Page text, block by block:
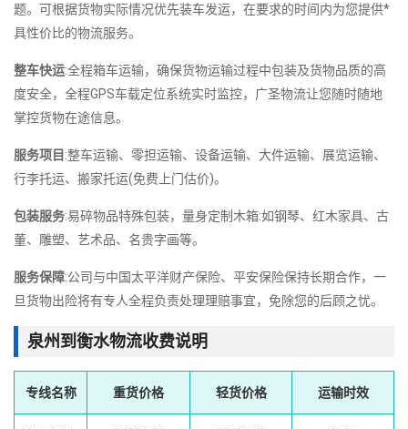
题。可根据货物实际情况优先装车发运，在要求的时间内为您提供*
具性价比的物流服务。
整车快运:全程箱车运输，确保货物运输过程中包装及货物品质的高
度安全，全程GPS车载定位系统实时监控，广圣物流让您随时随地
掌控货物在途信息。
服务项目 :整车运输、零担运输、设备运输、大件运输、展览运输、
行李托运、搬家托运(免费上门估价)。
包装服务:易碎物品特殊包装，量身定制木箱:如钢琴、红木家具、古
董、雕塑、艺术品、名贵字画等。
服务保障:公司与中国太平洋财产保险、平安保险保持长期合作，一
旦货物出险将有专人全程负责处理理赔事宜，免除您的后顾之忧。
泉州到衡水物流收费说明
专线名称 重货价格 轻货价格 运输时效